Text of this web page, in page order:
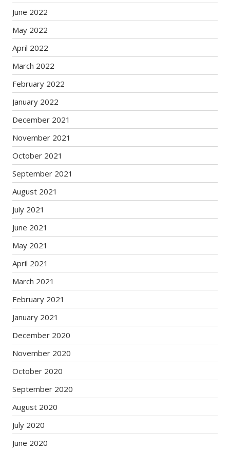
June 2022
May 2022
April 2022
March 2022
February 2022
January 2022
December 2021
November 2021
October 2021
September 2021
August 2021
July 2021
June 2021
May 2021
April 2021
March 2021
February 2021
January 2021
December 2020
November 2020
October 2020
September 2020
August 2020
July 2020
June 2020